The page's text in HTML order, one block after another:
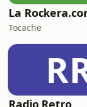
La
Tocache
Radio Retro